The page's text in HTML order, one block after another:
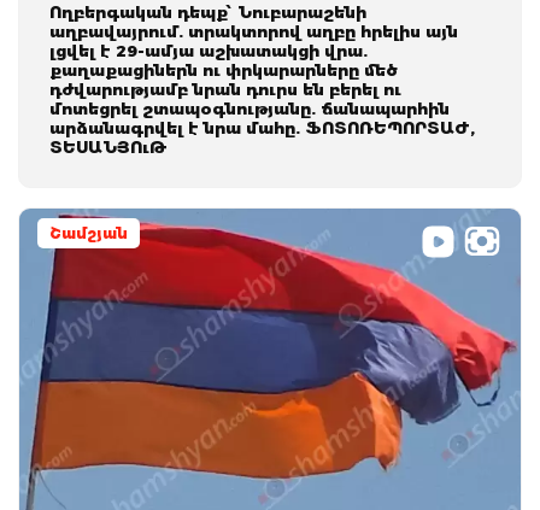
Ողբերգական դեպք՝ Նուբարաշենի
աղբավայրում. տրակտորով աղբը հրելիս այն
լցվել է 29-ամյա աշխատակցի վրա.
քաղաքացիներն ու փրկարարները մեծ
դժվարությամբ նրան դուրս են բերել ու
մոտեցրել շտապօգնությանը. ճանապարհին
արձանագրվել է նրա մահը. ՖՈՏՈՌԵՊՈՐՏԱԺ,
ՏԵՍԱՆՅՈւԹ
Շամշյան